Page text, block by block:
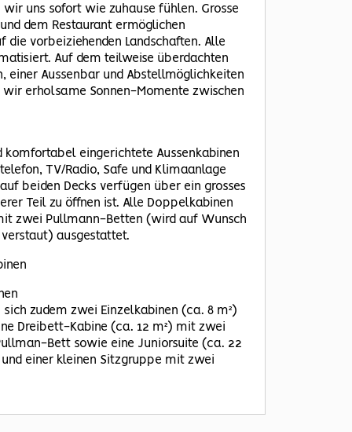
wir uns sofort wie zuhause fühlen. Grosse
dem Restaurant ermöglichen
die vorbeiziehenden Landschaften. Alle
Auf dem teilweise überdachten
einer Aussenbar und Abstellmöglichkeiten
erholsame Sonnen-Momente zwischen
komfortabel eingerichtete Aussenkabinen
TV/Radio, Safe und Klimaanlage
beiden Decks verfügen über ein grosses
Teil zu öffnen ist. Alle Doppelkabinen
zwei Pullmann-Betten (wird auf Wunsch
ausgestattet.
zudem zwei Einzelkabinen (ca. 8 m²)
Dreibett-Kabine (ca. 12 m²) mit zwei
Bett sowie eine Juniorsuite (ca. 22
einer kleinen Sitzgruppe mit zwei